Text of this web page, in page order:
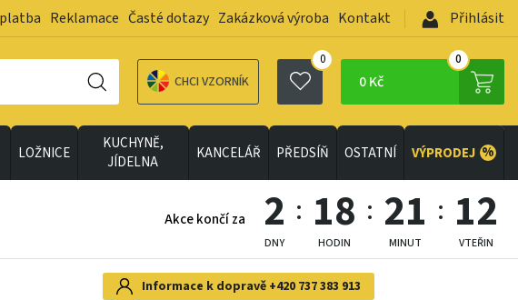
Reklamace Časté dotazy Zakázková výroba Kontakt Přihlásit
CHCI VZORNÍK
0
0 Kč
0
LOŽNICE
KUCHYNĚ,
JÍDELNA
KANCELÁŘ PŘEDSÍŇ OSTATNÍ VÝPRODEJ %
Akce končí za 2
DNY
18
HODIN
21
MINUT
11
VTEŘIN
Informace k dopravě +420 737 383 913